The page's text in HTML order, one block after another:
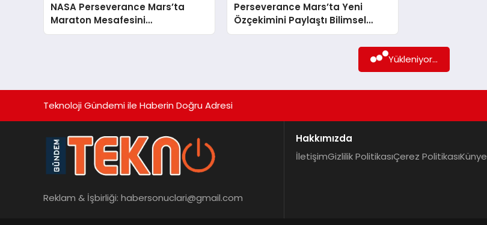
NASA Perseverance Mars’ta
Maraton Mesafesini
Tamamlayan İkinci Araç Oldu
Perseverance Mars’ta Yeni
Özçekimini Paylaştı Bilimsel
Misyon Devam Ediyor
Yükleniyor...
Teknoloji Gündemi ile Haberin Doğru Adresi
Reklam & İşbirliği: habersonuclari@gmail.com
Hakkımızda
İletişimGizlilik PolitikasıÇerez PolitikasıKünye